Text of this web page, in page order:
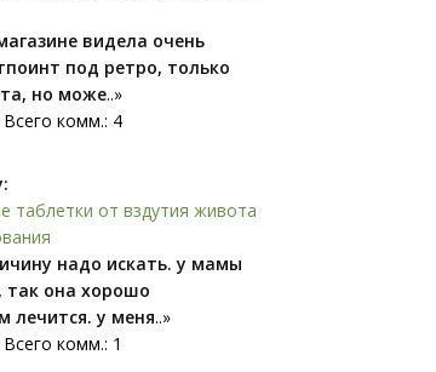
видела очень
под ретро, только
но може..»
комм.: 4
таблетки от вздутия живота
надо искать. у мамы
так она хорошо
лечится. у меня..»
комм.: 1